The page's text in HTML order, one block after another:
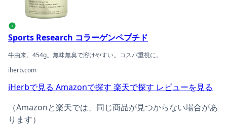
i
Sports Research コラーゲンペプチド
牛由来。454g。無味無臭で溶けやすい。コスパ重視に。
iherb.com
iHerbで見る Amazonで探す 楽天で探す レビューを見る
（Amazonと楽天では、同じ商品が見つからない場合があ
ります）